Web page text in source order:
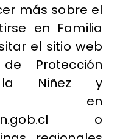
más sobre el
en Familia
el sitio web
Protección
la Niñez y
en
o